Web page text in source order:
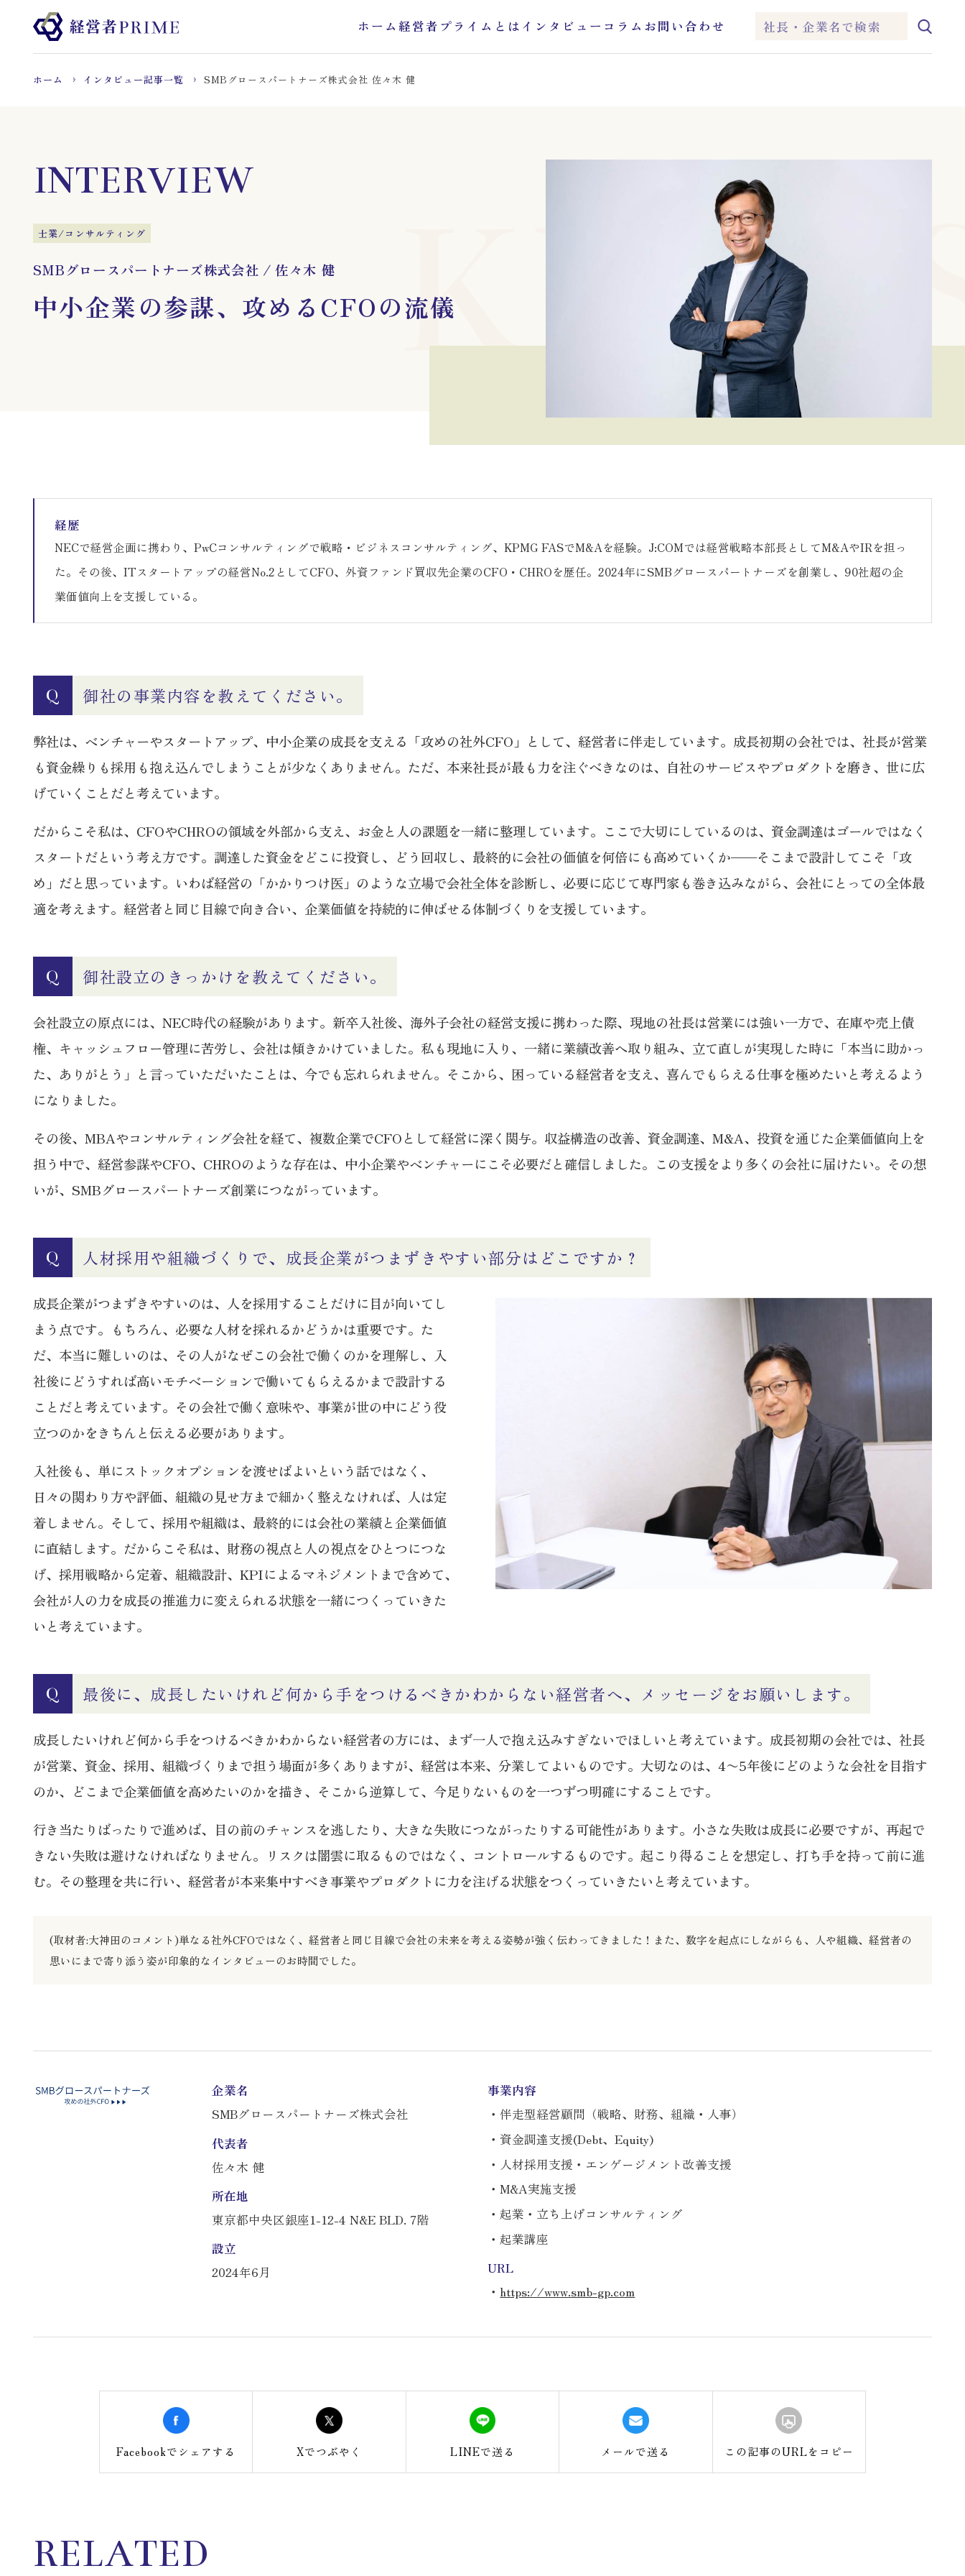
ホーム 経営者プライムとは インタビュー コラム お問い合わせ
ホーム インタビュー記事一覧 SMBグロースパートナーズ株式会社 佐々木 健
INTERVIEW
士業/コンサルティング
SMBグロースパートナーズ株式会社 / 佐々木 健
中小企業の参謀、攻めるCFOの流儀
経歴
NECで経営企画に携わり、PwCコンサルティングで戦略・ビジネスコンサルティング、KPMG FASでM&Aを経験。J:COMでは経営戦略本部長としてM&AやIRを担っ
た。その後、ITスタートアップの経営No.2としてCFO、外資ファンド買収先企業のCFO・CHROを歴任。2024年にSMBグロースパートナーズを創業し、90社超の企
業価値向上を支援している。
Q 御社の事業内容を教えてください。
弊社は、ベンチャーやスタートアップ、中小企業の成長を支える「攻めの社外CFO」として、経営者に伴走しています。成長初期の会社では、社長が営業
も資金繰りも採用も抱え込んでしまうことが少なくありません。ただ、本来社長が最も力を注ぐべきなのは、自社のサービスやプロダクトを磨き、世に広
げていくことだと考えています。
だからこそ私は、CFOやCHROの領域を外部から支え、お金と人の課題を一緒に整理しています。ここで大切にしているのは、資金調達はゴールではなく
スタートだという考え方です。調達した資金をどこに投資し、どう回収し、最終的に会社の価値を何倍にも高めていくか——そこまで設計してこそ「攻
め」だと思っています。いわば経営の「かかりつけ医」のような立場で会社全体を診断し、必要に応じて専門家も巻き込みながら、会社にとっての全体最
適を考えます。経営者と同じ目線で向き合い、企業価値を持続的に伸ばせる体制づくりを支援しています。
Q 御社設立のきっかけを教えてください。
会社設立の原点には、NEC時代の経験があります。新卒入社後、海外子会社の経営支援に携わった際、現地の社長は営業には強い一方で、在庫や売上債
権、キャッシュフロー管理に苦労し、会社は傾きかけていました。私も現地に入り、一緒に業績改善へ取り組み、立て直しが実現した時に「本当に助かっ
た、ありがとう」と言っていただいたことは、今でも忘れられません。そこから、困っている経営者を支え、喜んでもらえる仕事を極めたいと考えるよう
になりました。
その後、MBAやコンサルティング会社を経て、複数企業でCFOとして経営に深く関与。収益構造の改善、資金調達、M&A、投資を通じた企業価値向上を
担う中で、経営参謀やCFO、CHROのような存在は、中小企業やベンチャーにこそ必要だと確信しました。この支援をより多くの会社に届けたい。その想
いが、SMBグロースパートナーズ創業につながっています。
Q 人材採用や組織づくりで、成長企業がつまずきやすい部分はどこですか？
成長企業がつまずきやすいのは、人を採用することだけに目が向いてし
まう点です。もちろん、必要な人材を採れるかどうかは重要です。た
だ、本当に難しいのは、その人がなぜこの会社で働くのかを理解し、入
社後にどうすれば高いモチベーションで働いてもらえるかまで設計する
ことだと考えています。その会社で働く意味や、事業が世の中にどう役
立つのかをきちんと伝える必要があります。
入社後も、単にストックオプションを渡せばよいという話ではなく、
日々の関わり方や評価、組織の見せ方まで細かく整えなければ、人は定
着しません。そして、採用や組織は、最終的には会社の業績と企業価値
に直結します。だからこそ私は、財務の視点と人の視点をひとつにつな
げ、採用戦略から定着、組織設計、KPIによるマネジメントまで含めて、
会社が人の力を成長の推進力に変えられる状態を一緒につくっていきた
いと考えています。
Q 最後に、成長したいけれど何から手をつけるべきかわからない経営者へ、メッセージをお願いします。
成長したいけれど何から手をつけるべきかわからない経営者の方には、まず一人で抱え込みすぎないでほしいと考えています。成長初期の会社では、社長
が営業、資金、採用、組織づくりまで担う場面が多くありますが、経営は本来、分業してよいものです。大切なのは、4〜5年後にどのような会社を目指す
のか、どこまで企業価値を高めたいのかを描き、そこから逆算して、今足りないものを一つずつ明確にすることです。
行き当たりばったりで進めば、目の前のチャンスを逃したり、大きな失敗につながったりする可能性があります。小さな失敗は成長に必要ですが、再起で
きない失敗は避けなければなりません。リスクは闇雲に取るものではなく、コントロールするものです。起こり得ることを想定し、打ち手を持って前に進
む。その整理を共に行い、経営者が本来集中すべき事業やプロダクトに力を注げる状態をつくっていきたいと考えています。
(取材者:大神田のコメント)単なる社外CFOではなく、経営者と同じ目線で会社の未来を考える姿勢が強く伝わってきました！また、数字を起点にしながらも、人や組織、経営者の
思いにまで寄り添う姿が印象的なインタビューのお時間でした。
企業名
SMBグロースパートナーズ株式会社
代表者
佐々木 健
所在地
東京都中央区銀座1-12-4 N&E BLD. 7階
設立
2024年6月
事業内容
・伴走型経営顧問（戦略、財務、組織・人事）
・資金調達支援(Debt、Equity)
・人材採用支援・エンゲージメント改善支援
・M&A実施支援
・起業・立ち上げコンサルティング
・起業講座
URL
・ https://www.smb-gp.com
Facebookでシェアする Xでつぶやく LINEで送る メールで送る この記事のURLをコピー
RELATED